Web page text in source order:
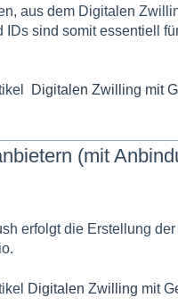
aus dem Digitalen
sind somit essentiell
Digitalen Zwilling mit
(mit
erfolgt die Erstellung
Digitalen Zwilling mit